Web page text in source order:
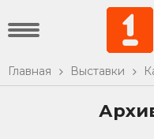
Главная Выставки